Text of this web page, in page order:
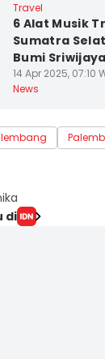
Travel
6 Alat Musik
Sumatra
Bumi Sriwijaya
14 Apr 2025, 07:10
News
di